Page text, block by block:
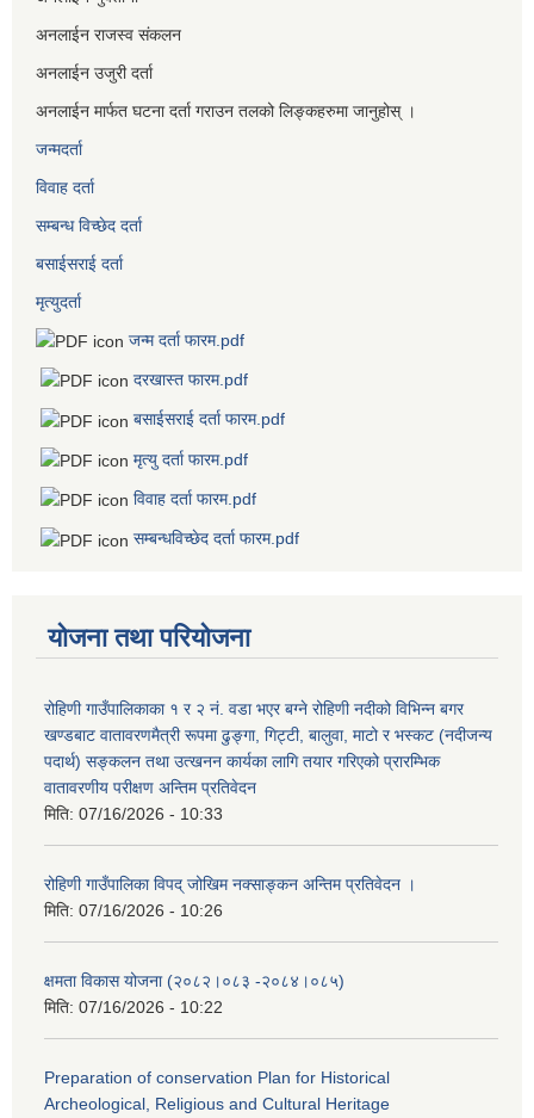
अनलाईन राजस्व संकलन
अनलाईन उजुरी दर्ता
अनलाईन मार्फत घटना दर्ता गराउन तलको लिङ्कहरुमा जानुहोस् ।
जन्मदर्ता
विवाह दर्ता
सम्बन्ध विच्छेद दर्ता
बसाईसराई दर्ता
मृत्युदर्ता
जन्म दर्ता फारम.pdf
दरखास्त फारम.pdf
बसाईसराई दर्ता फारम.pdf
मृत्यु दर्ता फारम.pdf
विवाह दर्ता फारम.pdf
सम्बन्धविच्छेद दर्ता फारम.pdf
योजना तथा परियोजना
रोहिणी गाउँपालिकाका १ र २ नं. वडा भएर बग्ने रोहिणी नदीको विभिन्न बगर
खण्डबाट वातावरणमैत्री रूपमा ढुङ्गा, गिट्टी, बालुवा, माटो र भस्कट (नदीजन्य
पदार्थ) सङ्कलन तथा उत्खनन कार्यका लागि तयार गरिएको प्रारम्भिक
वातावरणीय परीक्षण अन्तिम प्रतिवेदन
मिति: 07/16/2026 - 10:33
रोहिणी गाउँपालिका विपद् जोखिम नक्साङ्कन अन्तिम प्रतिवेदन ।
मिति: 07/16/2026 - 10:26
क्षमता विकास योजना (२०८२।०८३‍ -२०८४।०८५)
मिति: 07/16/2026 - 10:22
Preparation of conservation Plan for Historical
Archeological, Religious and Cultural Heritage